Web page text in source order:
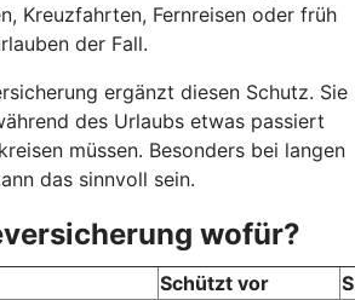
Kreuzfahrten, Fernreisen oder früh
der Fall.
ergänzt diesen Schutz. Sie
des Urlaubs etwas passiert
müssen. Besonders bei langen
das sinnvoll sein.
wofür?
Schützt vor